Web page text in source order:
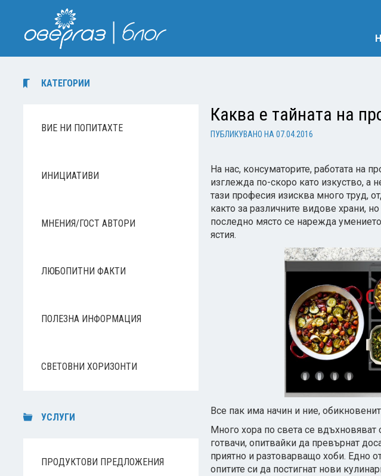
КАТЕГОРИИ
ВИЕ НИ ПОПИТАХТЕ
ИНИЦИАТИВИ
МНЕНИЯ/ГОСТ АВТОРИ
ЛЮБОПИТНИ ФАКТИ
ПОЛЕЗНА ИНФОРМАЦИЯ
СВЕТОВНИ ХОРИЗОНТИ
УСЛУГИ
ПРОДУКТОВИ ПРЕДЛОЖЕНИЯ
Каква е тайната на
ПУБЛИКУВАНО НА 07.04.2016
На нас, консуматорите, работата на
изглежда по-скоро като изкуство, а
тази професия изисква много труд,
както за различните видове храни,
последно място се нарежда
ястия.
Все пак има начин и ние,
Много хора по света се вдъхновяват
готвачи, опитвайки да превърнат
приятно и разтоварващо хоби. Едно
опитите си да постигнат нови